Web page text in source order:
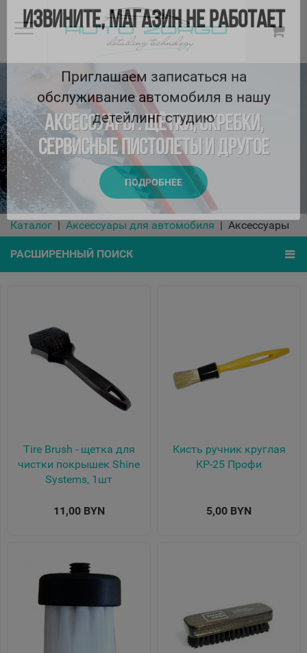
АКСЕССУАРЫ : ЩЁТКИ, СКРЕБКИ,
СЕРВИСНЫЕ ПИСТОЛЕТЫ И ДРУГОЕ
Каталог Аксессуары для автомобиля Аксессуары
РАСШИРЕННЫЙ ПОИСК
Tire Brush - щетка для
чистки покрышек Shine
Systems, 1шт
11,00 BYN
Кисть ручник круглая
КР-25 Профи
5,00 BYN
ИЗВИНИТЕ, МАГАЗИН НЕ РАБОТАЕТ
Приглашаем записаться на
обслуживание автомобиля в нашу
детейлинг студию
ПОДРОБНЕЕ